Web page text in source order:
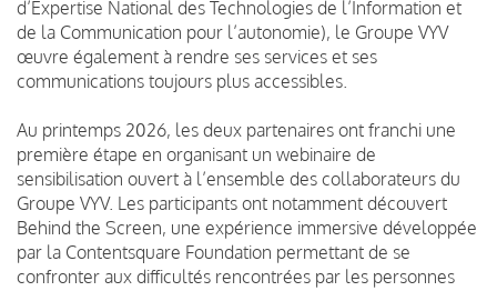
d’Expertise National des Technologies de l’Information et
de la Communication pour l’autonomie), le Groupe VYV
œuvre également à rendre ses services et ses
communications toujours plus accessibles.
Au printemps 2026, les deux partenaires ont franchi une
première étape en organisant un webinaire de
sensibilisation ouvert à l’ensemble des collaborateurs du
Groupe VYV. Les participants ont notamment découvert
Behind the Screen, une expérience immersive développée
par la Contentsquare Foundation permettant de se
confronter aux difficultés rencontrées par les personnes